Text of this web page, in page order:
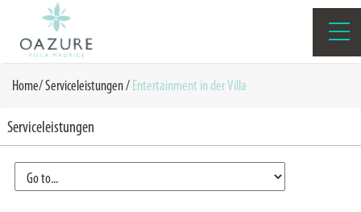
Home/Serviceleistungen/Entertainment in der Villa
Serviceleistungen